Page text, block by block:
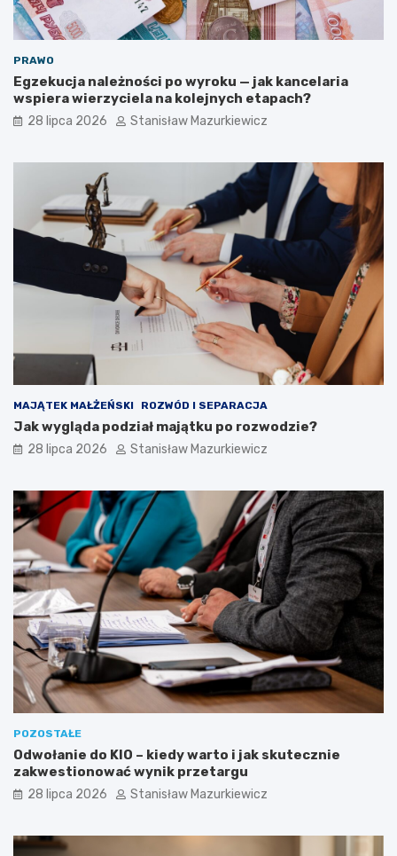
PRAWO
Egzekucja należności po wyroku — jak kancelaria
wspiera wierzyciela na kolejnych etapach?
28 lipca 2026 Stanisław Mazurkiewicz
MAJĄTEK MAŁŻEŃSKI ROZWÓD I SEPARACJA
Jak wygląda podział majątku po rozwodzie?
28 lipca 2026 Stanisław Mazurkiewicz
POZOSTAŁE
Odwołanie do KIO – kiedy warto i jak skutecznie
zakwestionować wynik przetargu
28 lipca 2026 Stanisław Mazurkiewicz